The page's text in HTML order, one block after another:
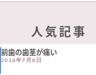
人気記事
前歯の歯茎が痛い
2024年7月8日